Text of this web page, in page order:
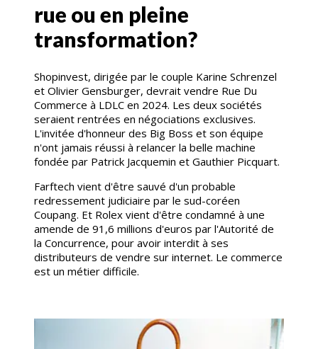
rue ou en pleine
transformation?
Shopinvest, dirigée par le couple Karine Schrenzel
et Olivier Gensburger, devrait vendre Rue Du
Commerce à LDLC en 2024. Les deux sociétés
seraient rentrées en négociations exclusives.
L'invitée d'honneur des Big Boss et son équipe
n'ont jamais réussi à relancer la belle machine
fondée par Patrick Jacquemin et Gauthier Picquart.
Farftech vient d'être sauvé d'un probable
redressement judiciaire par le sud-coréen
Coupang. Et Rolex vient d'être condamné à une
amende de 91,6 millions d'euros par l'Autorité de
la Concurrence, pour avoir interdit à ses
distributeurs de vendre sur internet. Le commerce
est un métier difficile.